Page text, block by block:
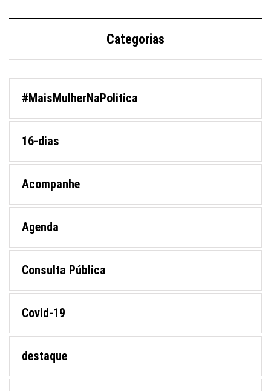
Categorias
#MaisMulherNaPolitica
16-dias
Acompanhe
Agenda
Consulta Pública
Covid-19
destaque